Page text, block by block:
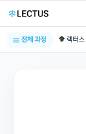
전체 과정